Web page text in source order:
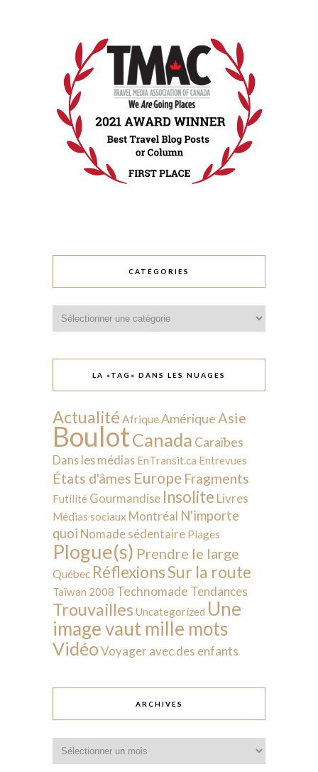
CATÉGORIES
LA «TAG» DANS LES NUAGES
Actualité AfriqueAmérique Asie
BoulotCanada Caraïbes
Dans les médias EnTransit.ca Entrevues
États d'âmes Europe Fragments
Futilité Gourmandise Insolite Livres
Médias sociaux Montréal N'importe
quoi Nomade sédentaire Plages
Plogue(s) Prendre le large
Québec RéflexionsSur la route
Taïwan 2008 Technomade Tendances
Trouvailles Uncategorized Une
image vaut mille mots
VidéoVoyager avec des enfants
ARCHIVES